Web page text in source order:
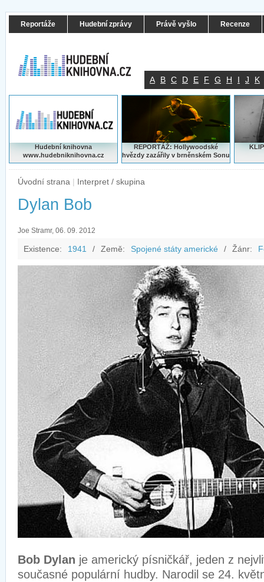
Reportáže Hudební zprávy Právě vyšlo Recenze
A B C D E F G H I J K
Hudební knihovna
www.hudebniknihovna.cz
REPORTÁŽ: Hollywoodské
hvězdy zazářily v brněnském Sonu
Úvodní strana | Interpret / skupina
Dylan Bob
Joe Stramr, 06. 09. 2012
Existence: 1941 / Země: Spojené státy americké / Žánr:
Bob Dylan je americký písničkář, jeden z
současné populární hudby. Narodil se 24.